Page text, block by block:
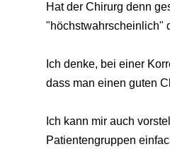
Hat der Chirurg denn
"höchstwahrscheinlich"
Ich denke, bei einer
dass man einen guten
Ich kann mir auch
Patientengruppen